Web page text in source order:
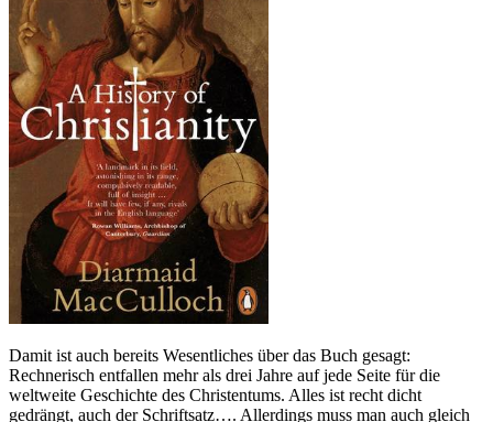
Damit ist auch bereits Wesentliches über das Buch gesagt:
Rechnerisch entfallen mehr als drei Jahre auf jede Seite für die
weltweite Geschichte des Christentums. Alles ist recht dicht
gedrängt, auch der Schriftsatz…. Allerdings muss man auch gleich